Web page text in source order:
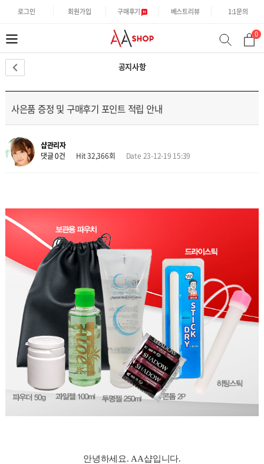
로그인 회원가입 구매후기 베스트리뷰 1:1문의
류
0
공지사항
사은품 증정 및 구매후기 포인트 적립 안내
샵관리자
댓글 0건
Hit 32,366회 Date 23-12-19 15:39
안녕하세요. AA샵입니다.